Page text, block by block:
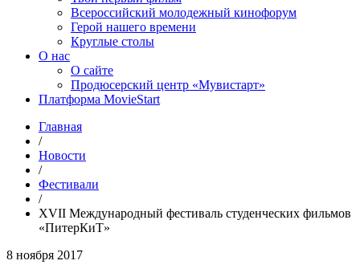
Всероссийский молодежный кинофорум
Герой нашего времени
Круглые столы
О нас
О сайте
Продюсерский центр «Мувистарт»
Платформа MovieStart
Главная
/
Новости
/
Фестивали
/
ХVII Международный фестиваль студенческих фильмов
«ПитерКиТ»
8 ноября 2017